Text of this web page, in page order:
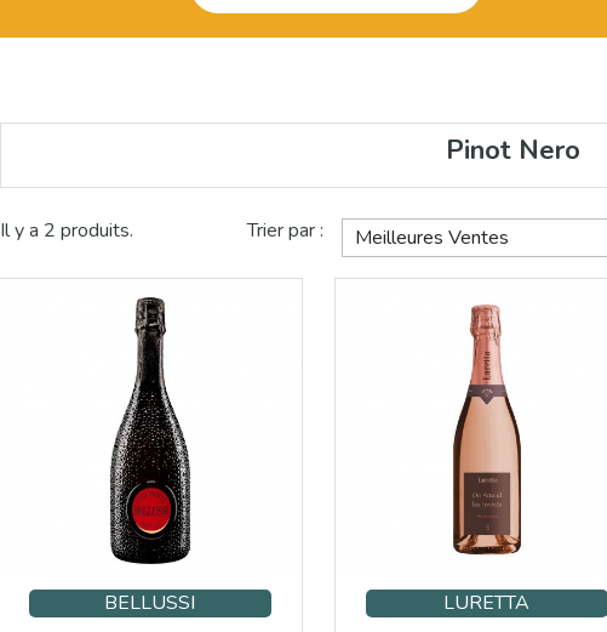
Pinot Nero
Il y a 2 produits. Trier par : Meilleures Ventes
BELLUSSI LURETTA